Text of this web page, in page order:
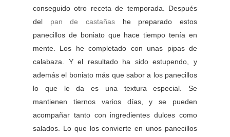
conseguido otro receta de temporada. Después
del pan de castañas he preparado estos
panecillos de boniato que hace tiempo tenía en
mente. Los he completado con unas pipas de
calabaza. Y el resultado ha sido estupendo, y
además el boniato más que sabor a los panecillos
lo que le da es una textura especial. Se
mantienen tiernos varios días, y se pueden
acompañar tanto con ingredientes dulces como
salados. Lo que los convierte en unos panecillos